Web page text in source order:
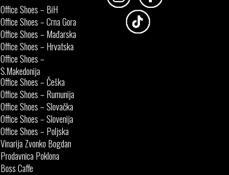
Office Shoes – BiH
Office Shoes – Crna Gora
Office Shoes – Mađarska
Office Shoes – Hrvatska
Office Shoes –
S.Makedonija
Office Shoes – Češka
Office Shoes – Rumunija
Office Shoes – Slovačka
Office Shoes – Slovenija
Office Shoes – Poljska
Vinarija Zvonko Bogdan
Prodavnica Poklona
Boss Caffe